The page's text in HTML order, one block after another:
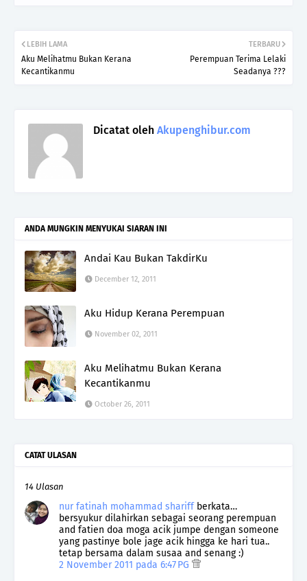
TERBARU
Perempuan Terima Lelaki
Seadanya ???
LEBIH LAMA
Aku Melihatmu Bukan Kerana
Kecantikanmu
Dicatat oleh Akupenghibur.com
ANDA MUNGKIN MENYUKAI SIARAN INI
Andai Kau Bukan TakdirKu
December 12, 2011
Aku Hidup Kerana Perempuan
November 02, 2011
Aku Melihatmu Bukan Kerana
Kecantikanmu
October 26, 2011
CATAT ULASAN
14 Ulasan
nur fatinah mohammad shariffberkata…
bersyukur dilahirkan sebagai seorang perempuan
and fatien doa moga acik jumpe dengan someone
yang pastinye bole jage acik hingga ke hari tua..
tetap bersama dalam susaa and senang :)
2 November 2011 pada 6:47 PG